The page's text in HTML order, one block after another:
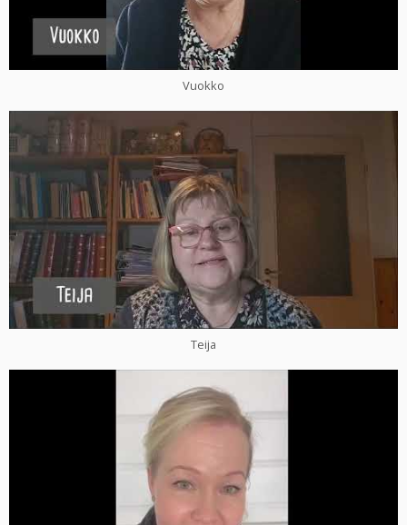
Vuokko
Teija